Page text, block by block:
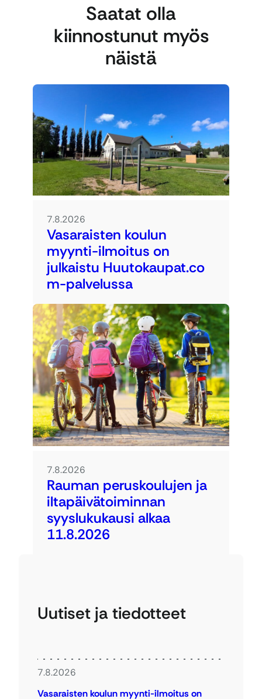
Saatat olla
kiinnostunut myös
näistä
7.8.2026
Vasaraisten koulun
myynti-ilmoitus on
julkaistu Huutokaupat.co
m-palvelussa
7.8.2026
Rauman peruskoulujen ja
iltapäivätoiminnan
syyslukukausi alkaa
11.8.2026
Uutiset ja tiedotteet
7.8.2026
Vasaraisten koulun myynti-ilmoitus on